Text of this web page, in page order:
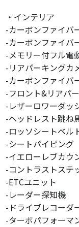
・インテリア
-カーボンファイバ
-カーボンファイバ
-メモリー付フル電
-リアパーキングカ
-カーボンファイバ
-フロント&リアパ
-レザーロワーダッ
-ヘッドレスト跳ね
-ロッソシートベル
-シートパイピング
-イエローレブカウ
-コントラストステ
-ETCユニット
-レーダー探知機
-ドライブレコーダ
-ターボパフォーマ